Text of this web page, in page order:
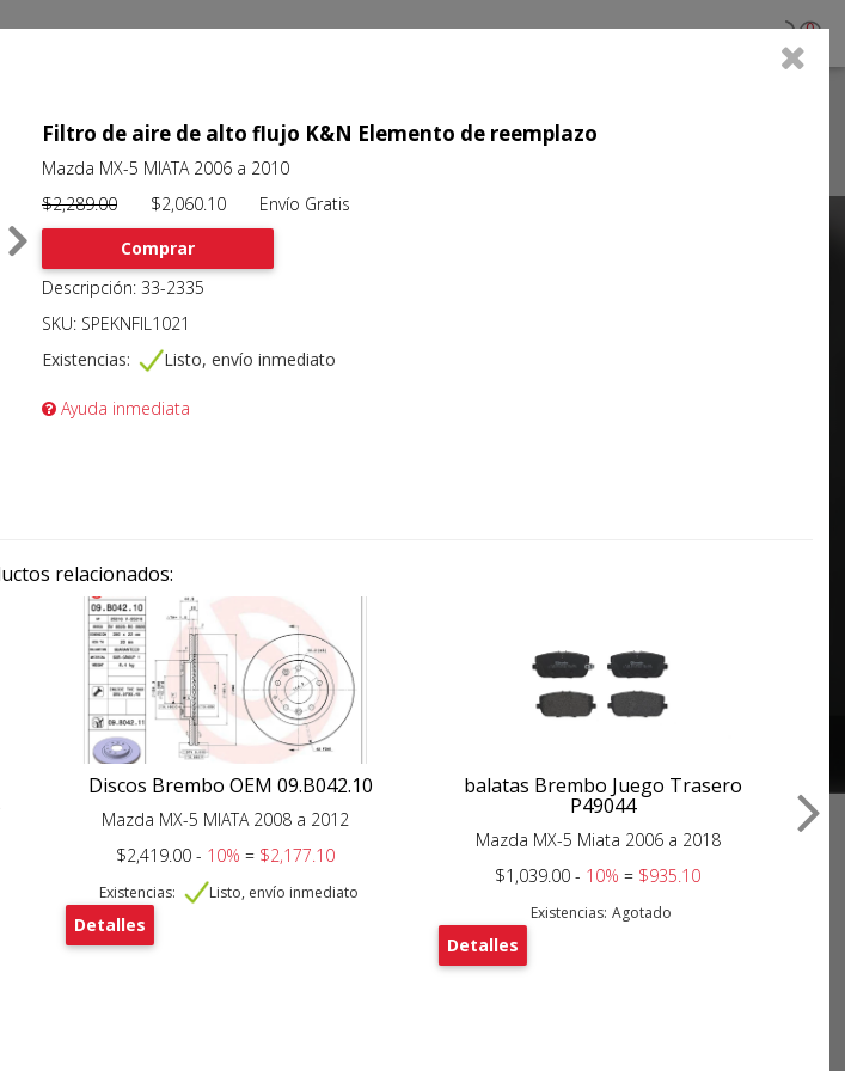
0
Filtro de aire de alto flujo K&N Elemento de reemplazo
Mazda MX-5 MIATA 2006 a 2010
$2,289.00$2,060.10 Envío Gratis
Comprar
Descripción: 33-2335
SKU: SPEKNFIL1021
Existencias:
Listo, envío inmediato
Ayuda inmediata
relacionados:
Discos Brembo OEM 09.B042.10
Mazda MX-5 MIATA 2008 a 2012
$2,419.00 - 10% = $2,177.10
Existencias: Listo, envío inmediato
Detalles
balatas Brembo Juego Trasero
P49044
Mazda MX-5 Miata 2006 a 2018
$1,039.00 - 10%= $935.10
Existencias: Agotado
Detalles